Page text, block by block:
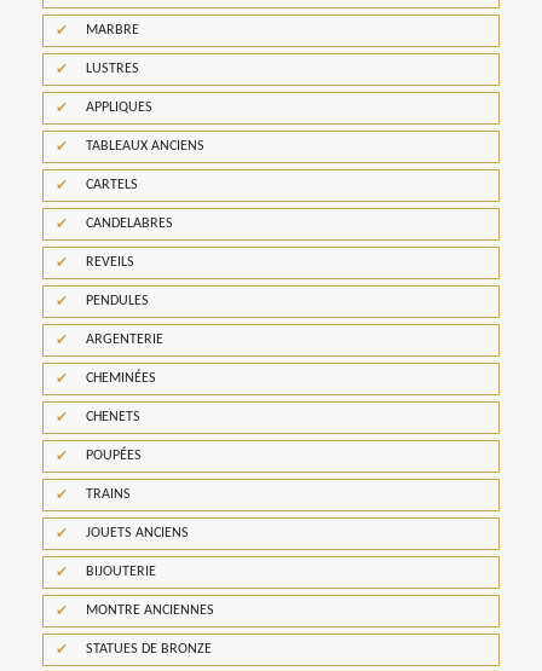
MARBRE
LUSTRES
APPLIQUES
TABLEAUX ANCIENS
CARTELS
CANDELABRES
REVEILS
PENDULES
ARGENTERIE
CHEMINÉES
CHENETS
POUPÉES
TRAINS
JOUETS ANCIENS
BIJOUTERIE
MONTRE ANCIENNES
STATUES DE BRONZE